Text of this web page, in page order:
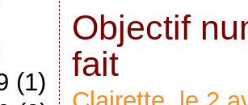
(1)
Objectif
fait